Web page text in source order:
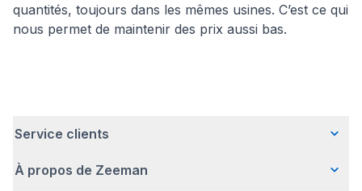
quantités, toujours dans les mêmes usines. C’est ce qui
nous permet de maintenir des prix aussi bas.
Service clients
Questions fréquentes
À propos de Zeeman